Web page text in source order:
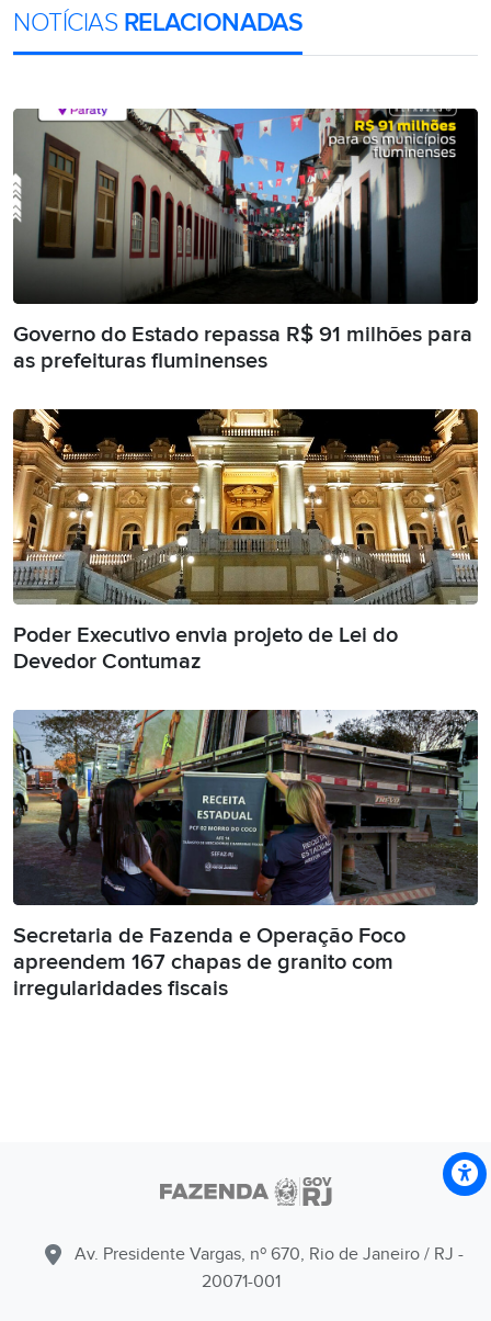
NOTÍCIAS RELACIONADAS
Governo do Estado repassa R$ 91 milhões para
as prefeituras fluminenses
Poder Executivo envia projeto de Lei do
Devedor Contumaz
Secretaria de Fazenda e Operação Foco
apreendem 167 chapas de granito com
irregularidades fiscais
Av. Presidente Vargas, nº 670, Rio de Janeiro / RJ -
20071-001